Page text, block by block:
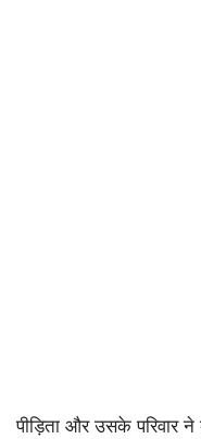
पीड़िता और उसके परिवार